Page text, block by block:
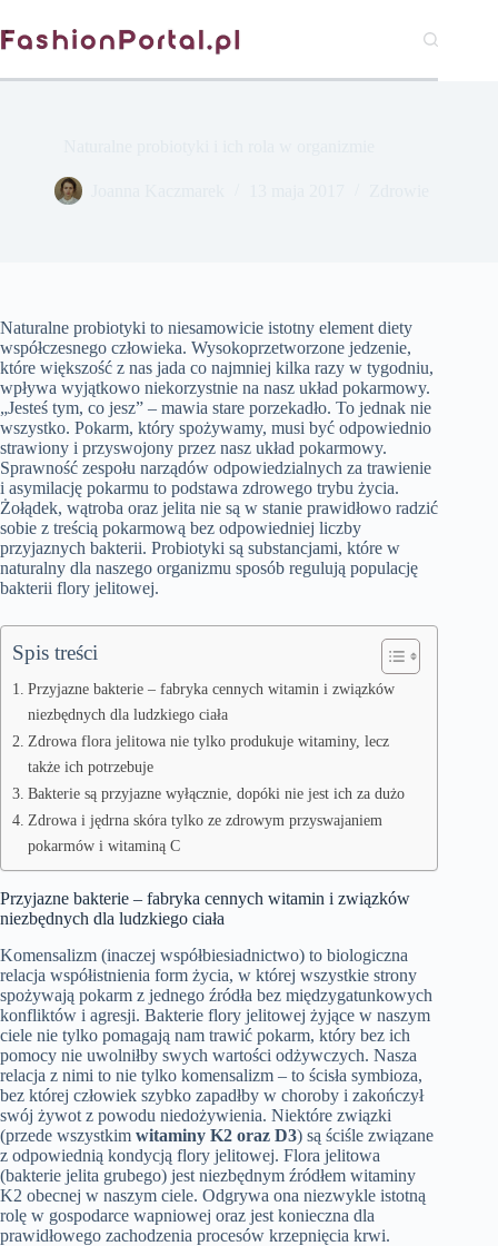
do
treści
Naturalne probiotyki to niesamowicie istotny element diety
współczesnego człowieka. Wysokoprzetworzone jedzenie,
które większość z nas jada co najmniej kilka razy w tygodniu,
wpływa wyjątkowo niekorzystnie na nasz układ pokarmowy.
„Jesteś tym, co jesz” – mawia stare porzekadło. To jednak nie
wszystko. Pokarm, który spożywamy, musi być odpowiednio
strawiony i przyswojony przez nasz układ pokarmowy.
Sprawność zespołu narządów odpowiedzialnych za trawienie
i asymilację pokarmu to podstawa zdrowego trybu życia.
Żołądek, wątroba oraz jelita nie są w stanie prawidłowo radzić
sobie z treścią pokarmową bez odpowiedniej liczby
przyjaznych bakterii. Probiotyki są substancjami, które w
naturalny dla naszego organizmu sposób regulują populację
bakterii flory jelitowej.
Spis treści
Przyjazne bakterie – fabryka cennych witamin i związków
niezbędnych dla ludzkiego ciała
Zdrowa flora jelitowa nie tylko produkuje witaminy, lecz
także ich potrzebuje
Bakterie są przyjazne wyłącznie, dopóki nie jest ich za dużo
Zdrowa i jędrna skóra tylko ze zdrowym przyswajaniem
pokarmów i witaminą C
Przyjazne bakterie – fabryka cennych witamin i związków
niezbędnych dla ludzkiego ciała
Komensalizm (inaczej współbiesiadnictwo) to biologiczna
relacja współistnienia form życia, w której wszystkie strony
spożywają pokarm z jednego źródła bez międzygatunkowych
konfliktów i agresji. Bakterie flory jelitowej żyjące w naszym
ciele nie tylko pomagają nam trawić pokarm, który bez ich
pomocy nie uwolniłby swych wartości odżywczych. Nasza
relacja z nimi to nie tylko komensalizm – to ścisła symbioza,
bez której człowiek szybko zapadłby w choroby i zakończył
swój żywot z powodu niedożywienia. Niektóre związki
(przede wszystkim witaminy K2 oraz D3) są ściśle związane
z odpowiednią kondycją flory jelitowej. Flora jelitowa
(bakterie jelita grubego) jest niezbędnym źródłem witaminy
K2 obecnej w naszym ciele. Odgrywa ona niezwykle istotną
rolę w gospodarce wapniowej oraz jest konieczna dla
prawidłowego zachodzenia procesów krzepnięcia krwi.